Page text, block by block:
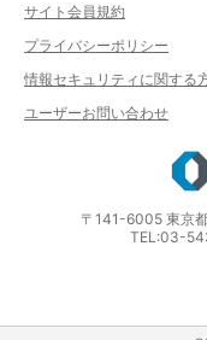
サイト会員規約
プライバシーポリシー
情報セキュリティに関する
ユーザーお問い合わせ
〒141-6005 東京
TEL:03-